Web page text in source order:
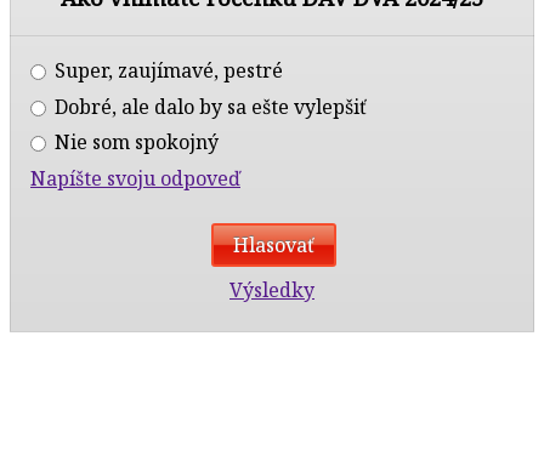
Super, zaujímavé, pestré
Dobré, ale dalo by sa ešte vylepšiť
Nie som spokojný
Napíšte svoju odpoveď
Výsledky